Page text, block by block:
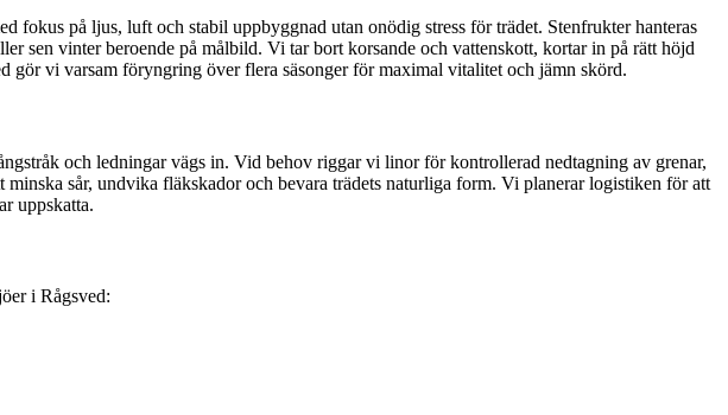
fokus på ljus, luft och stabil uppbyggnad utan onödig stress för trädet. Stenfrukter hanteras
sen vinter beroende på målbild. Vi tar bort korsande och vattenskott, kortar in på rätt höjd
vi varsam föryngring över flera säsonger för maximal vitalitet och jämn skörd.
och ledningar vägs in. Vid behov riggar vi linor för kontrollerad nedtagning av grenar,
sår, undvika fläkskador och bevara trädets naturliga form. Vi planerar logistiken för att
uppskatta.
i Rågsved: